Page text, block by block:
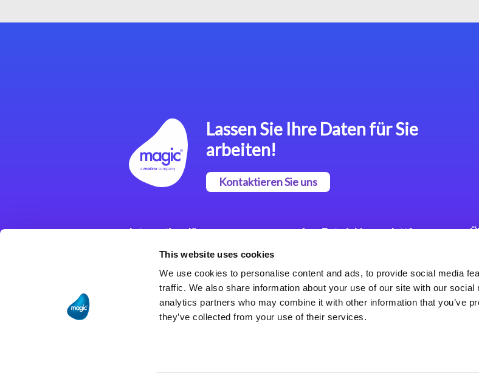
This website uses cookies
We use cookies to personalise content and ads, to provide social media
traffic. We also share information about your use of our site with our social
analytics partners who may combine it with other information that you’ve
they’ve collected from your use of their services.
Lassen Sie Ihre Daten für Sie
arbeiten!
Kontaktieren Sie uns
Integrationslösungen
Magic xpi
Integrationsplattform
App Entwicklungsplattform
Plattform
Magic xpa Web Application
Framework